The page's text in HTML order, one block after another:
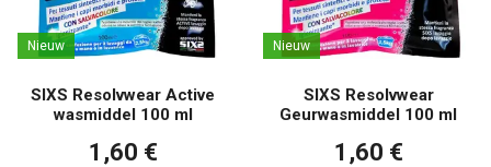
Nieuw
SIXS Resolvwear Active
wasmiddel 100 ml
1,60 €
Nieuw
SIXS Resolvwear
Geurwasmiddel 100 ml
1,60 €